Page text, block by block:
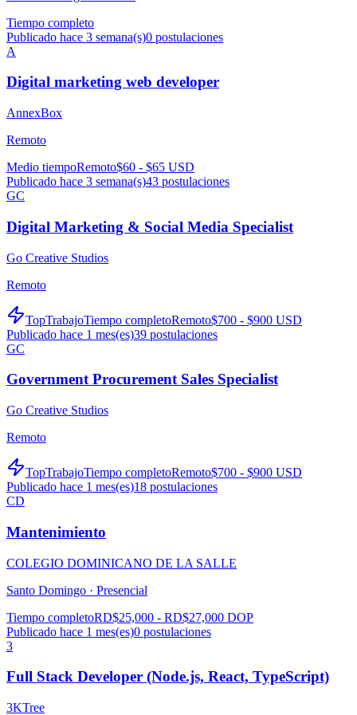
Tiempo completo
Publicado hace 3 semana(s)0 postulaciones
A
Digital marketing web developer
AnnexBox
Remoto
Medio tiempoRemoto$60 - $65 USD
Publicado hace 3 semana(s)43 postulaciones
GC
Digital Marketing & Social Media Specialist
Go Creative Studios
Remoto
TopTrabajoTiempo completoRemoto$700 - $900 USD
Publicado hace 1 mes(es)39 postulaciones
GC
Government Procurement Sales Specialist
Go Creative Studios
Remoto
TopTrabajoTiempo completoRemoto$700 - $900 USD
Publicado hace 1 mes(es)18 postulaciones
CD
Mantenimiento
COLEGIO DOMINICANO DE LA SALLE
Santo Domingo · Presencial
Tiempo completoRD$25,000 - RD$27,000 DOP
Publicado hace 1 mes(es)0 postulaciones
3
Full Stack Developer (Node.js, React, TypeScript)
3KTree